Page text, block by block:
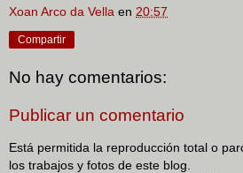
Xoan Arco da Vella en 20:57
Compartir
No hay comentarios:
Publicar un comentario
Está permitida la reproducción total o
los trabajos y fotos de este blog.